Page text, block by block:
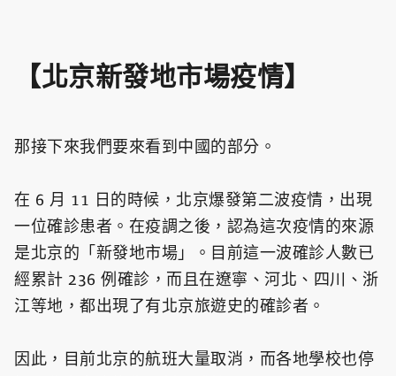
【北京新發地市場疫情】
那接下來我們要來看到中國的部分。
在 6 月 11 日的時候，北京爆發第二波疫情，出現
一位確診患者。在疫調之後，認為這次疫情的來源
是北京的「新發地市場」。目前這一波確診人數已
經累計 236 例確診，而且在遼寧、河北、四川、浙
江等地，都出現了有北京旅遊史的確診者。
因此，目前北京的航班大量取消，而各地學校也停